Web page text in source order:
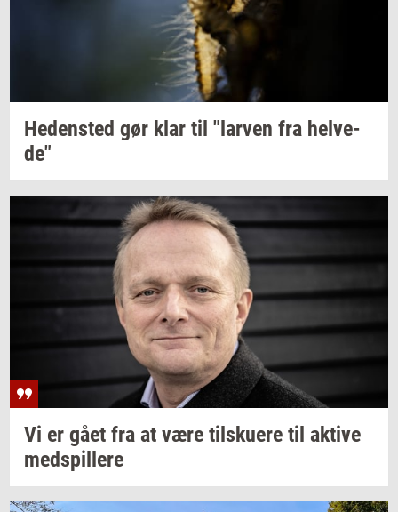
He­den­sted gør klar til "lar­ven fra hel­ve­
de"
Vi er gået fra at være til­sku­e­re til ak­ti­ve
med­spil­le­re